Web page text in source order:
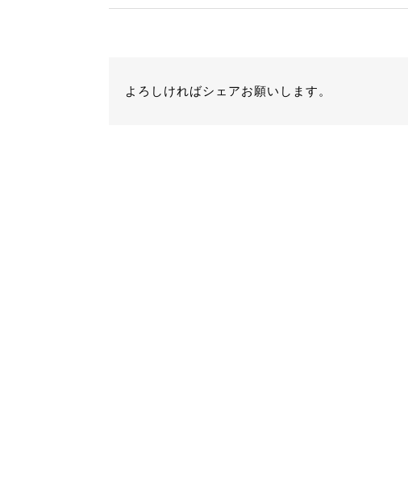
よろしければシェアお願いします。